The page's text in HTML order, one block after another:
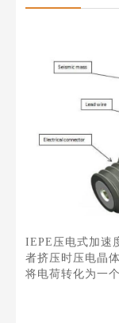
IEPE压电式加速
者挤压时压电晶
将电荷转化为一